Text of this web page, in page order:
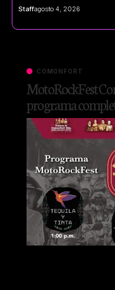
Staffagosto 4, 2026
COMONFORT
MotoRockFest
programa